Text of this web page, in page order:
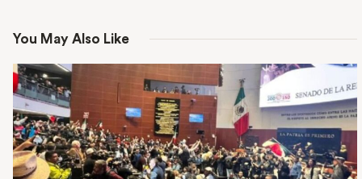
You May Also Like